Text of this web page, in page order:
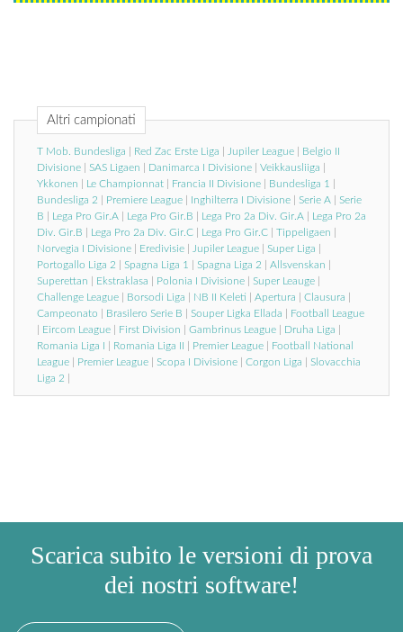
Altri campionati
T Mob. Bundesliga Red Zac Erste Liga Jupiler League
Belgio II
Divisione
SAS Ligaen Danimarca I Divisione Veikkausliiga
Ykkonen
Le Championnat Francia II Divisione Bundesliga 1
Bundesliga 2
Premiere League Inghilterra I Divisione Serie A
Serie
B
Lega Pro Gir.A Lega Pro Gir.B Lega Pro 2a Div. Gir.A
Lega Pro 2a
Div. Gir.B
Lega Pro 2a Div. Gir.C Lega Pro Gir.C Tippeligaen
Norvegia I Divisione
Eredivisie Jupiler League Super Liga
Portogallo Liga 2
Spagna Liga 1 Spagna Liga 2 Allsvenskan
Superettan
Ekstraklasa Polonia I Divisione Super Leauge
Challenge League
Borsodi Liga NB II Keleti Apertura Clausura
Campeonato
Brasilero Serie B Souper Ligka Ellada
Football League
Eircom League First Division Gambrinus League Druha Liga
Romania Liga I
Romania Liga II Premier League
Football National
League
Premier League Scopa I Divisione Corgon Liga
Slovacchia
Liga 2
Scarica subito le versioni di prova
dei nostri software!